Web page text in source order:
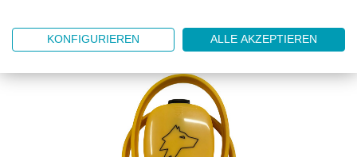
Produktgalerie überspringen
Zubehör
KONFIGURIEREN ALLE AKZEPTIEREN